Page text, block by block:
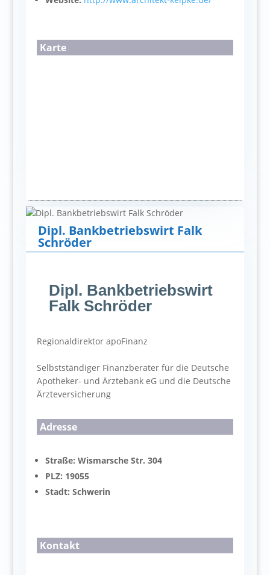
Karte
Dipl. Bankbetriebswirt Falk
Schröder
Dipl. Bankbetriebswirt
Falk Schröder
Regionaldirektor apoFinanz
Selbstständiger Finanzberater für die Deutsche
Apotheker- und Ärztebank eG und die Deutsche
Ärzteversicherung
Adresse
Straße: Wismarsche Str. 304
PLZ: 19055
Stadt: Schwerin
Kontakt